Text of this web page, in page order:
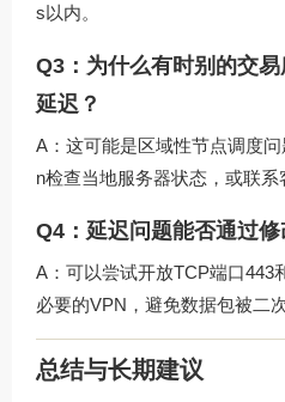
s以内。
Q3：为什么有时别的交
延迟？
A：这可能是区域性节点调度
n检查当地服务器状态，或联系
Q4：延迟问题能否通过
A：可以尝试开放TCP端口443
必要的VPN，避免数据包被二次
总结与长期建议